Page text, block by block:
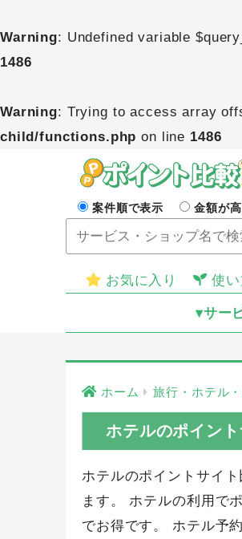
Warning: Undefined variable
1486
Warning: Trying to access array
child/functions.php on line 1486
案件順で表示 金額が
お気に入り 使
▾サー
ホーム 旅行・ホテル
ホテルのポイン
ホテルのポイントサイ
ます。 ホテルの利用で
でお得です。 ホテル予